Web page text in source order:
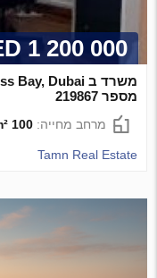
1 200 000 AED
מספר 219867
מרחב מחייה:100 m²
Tamn Real Estate